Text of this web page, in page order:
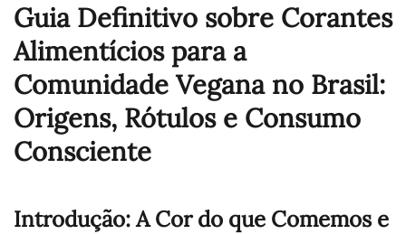
Guia Definitivo sobre Corantes
Alimentícios para a
Comunidade Vegana no Brasil:
Origens, Rótulos e Consumo
Consciente
Introdução: A Cor do que Comemos e